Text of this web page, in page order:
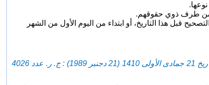
من طرف ذوي حقوقهم.
قبل هذا التاريخ، أو ابتداء من اليوم الأول من الشهر
- (أضيف بالفصل 2 من القانون رقم 89-06 الصادر بتنفيذه الظهير الشريف رقم 205-89-1 بتاريخ 21 جمادى الأولى 1410 (21 دجنبر 1989) : ج. ر. عدد 4026